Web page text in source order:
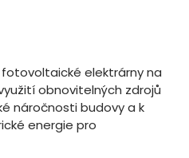
elektrárny na
obnovitelných zdrojů
náročnosti budovy a k
energie pro